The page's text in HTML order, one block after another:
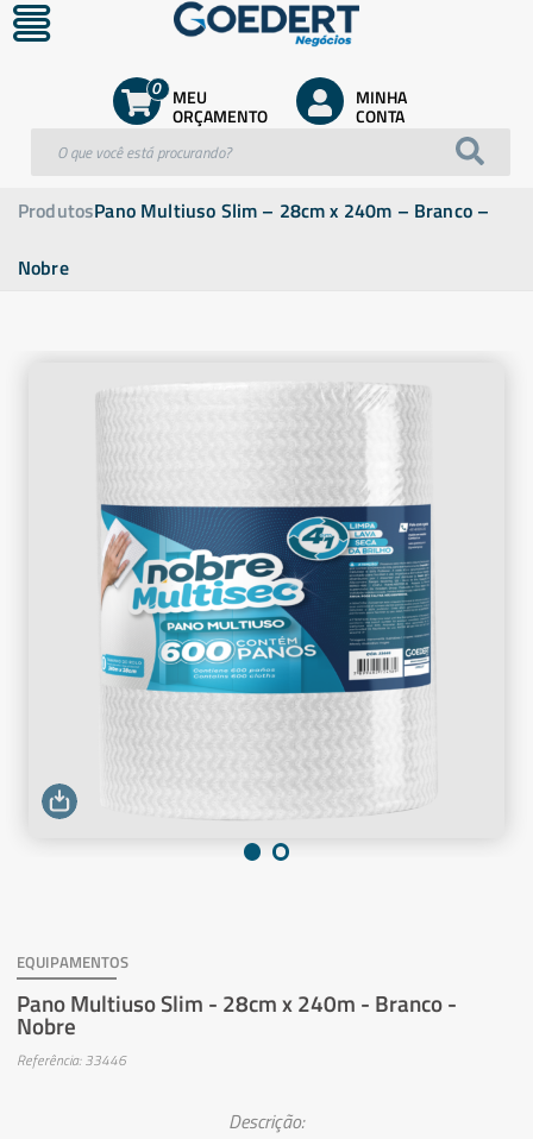
MEU
ORÇAMENTO
0 MINHA
CONTA
ProdutosPano Multiuso Slim – 28cm x 240m – Branco –
Nobre
EQUIPAMENTOS
Pano Multiuso Slim - 28cm x 240m - Branco -
Nobre
Referência: 33446
Descrição: